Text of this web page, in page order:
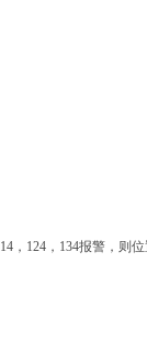
124，134报警，则位